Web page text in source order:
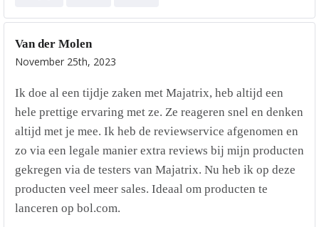
Van der Molen
November 25th, 2023
Ik doe al een tijdje zaken met Majatrix, heb altijd een
hele prettige ervaring met ze. Ze reageren snel en denken
altijd met je mee. Ik heb de reviewservice afgenomen en
zo via een legale manier extra reviews bij mijn producten
gekregen via de testers van Majatrix. Nu heb ik op deze
producten veel meer sales. Ideaal om producten te
lanceren op bol.com.